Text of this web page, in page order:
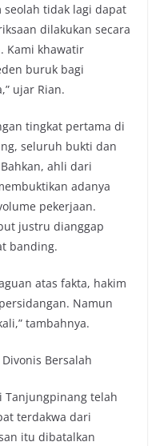
seolah tidak lagi dapat
dilakukan secara
Kami khawatir
buruk bagi
ujar Rian.
tingkat pertama di
seluruh bukti dan
ahli dari
adanya
pekerjaan.
justru dianggap
banding.
atas fakta, hakim
Namun
tambahnya.
Bersalah
Tanjungpinang telah
terdakwa dari
itu dibatalkan